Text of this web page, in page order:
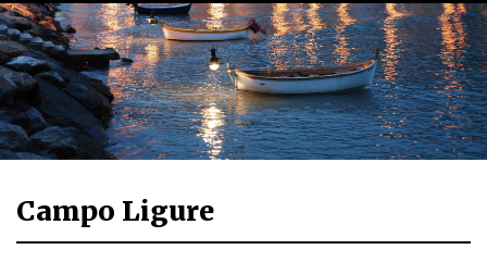
Campo Ligure